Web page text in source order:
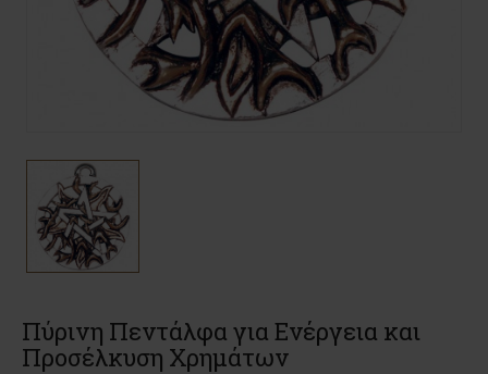
Πύρινη Πεντάλφα για Ενέργεια και
Προσέλκυση Χρημάτων